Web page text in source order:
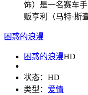
饰）是一名赛车
贩亨利（马特·斯
困惑的浪漫
困惑的浪漫HD
状态： HD
类型： 爱情